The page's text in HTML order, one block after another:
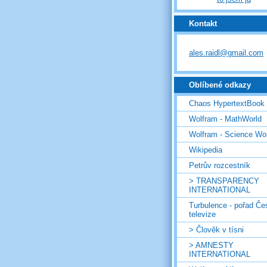
Kontakt
ales.raidl@gmail.com
Oblíbené odkazy
Chaos HypertextBook
Wolfram - MathWorld
Wolfram - Science
Wikipedia
Petrův rozcestník
> TRANSPARENCY
INTERNATIONAL
Turbulence - pořad
televize
> Člověk v tísni
> AMNESTY
INTERNATIONAL